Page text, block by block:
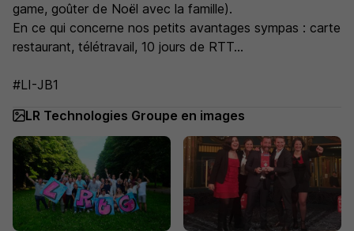
game, goûter de Noël avec la famille).
En ce qui concerne nos petits avantages sympas : carte
restaurant, télétravail, 10 jours de RTT...
#LI-JB1
LR Technologies Groupe en images